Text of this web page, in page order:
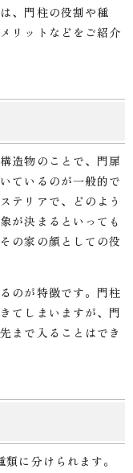
、門柱の役割や種
リットなどをご紹介
造物のことで、門扉
ているのが一般的で
テリアで、どのよう
が決まるといっても
の家の顔としての役
のが特徴です。門柱
てしまいますが、門
まで入ることはでき
に分けられます。